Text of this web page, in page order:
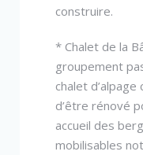
construire.
* Chalet de la
groupement
chalet
d’être rénové
accueil des
mobilisables